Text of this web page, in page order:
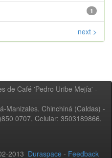
1
next >
de Café 'Pedro Uribe Mejía' -
Manizales. Chinchiná (Caldas) -
0707, Celular: 3503189866,
2013 Duraspace - Feedback